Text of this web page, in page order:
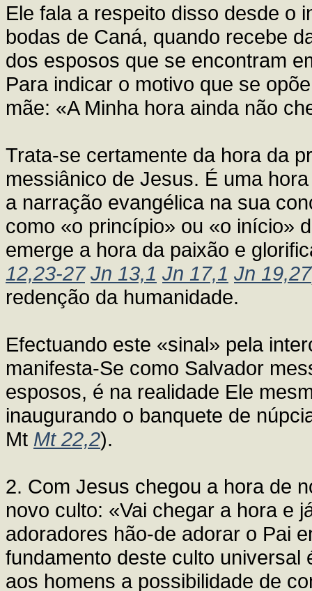
Ele fala a respeito disso desde o
bodas de Caná, quando recebe
dos esposos que se encontram
Para indicar o motivo que se
mãe: «A Minha hora ainda não
Trata-se certamente da hora da
messiânico de Jesus. É uma
a narração evangélica na sua
como «o princípio» ou «o início»
emerge a hora da paixão e
12,23-27 Jn 13,1 Jn 17,1 Jn 19,27
redenção da humanidade.
Efectuando este «sinal» pela
manifesta-Se como Salvador
esposos, é na realidade Ele
inaugurando o banquete de
Mt Mt 22,2).
2. Com Jesus chegou a hora de
novo culto: «Vai chegar a hora e
adoradores hão-de adorar o Pai
fundamento deste culto universal
aos homens a possibilidade de